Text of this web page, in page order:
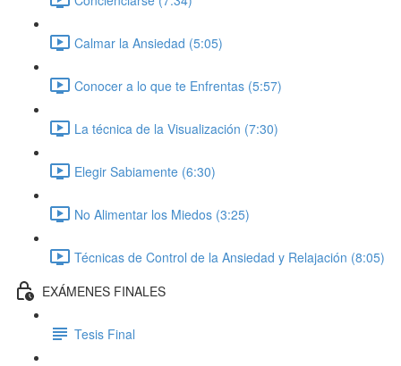
Calmar la Ansiedad (5:05)
Conocer a lo que te Enfrentas (5:57)
La técnica de la Visualización (7:30)
Elegir Sabiamente (6:30)
No Alimentar los Miedos (3:25)
Técnicas de Control de la Ansiedad y Relajación (8:05)
EXÁMENES FINALES
Tesis Final